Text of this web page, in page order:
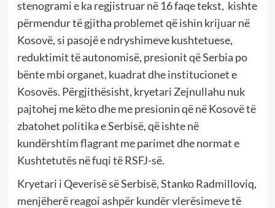
stenogrami e ka regjistruar në 16 faqe tekst, kishte
përmendur të gjitha problemet që ishin krijuar në
Kosovë, si pasojë e ndryshimeve kushtetuese,
reduktimit të autonomisë, presionit që Serbia po
bënte mbi organet, kuadrat dhe institucionet e
Kosovës. Përgjithësisht, kryetari Zejnullahu nuk
pajtohej me këto dhe me presionin që në Kosovë të
zbatohet politika e Serbisë, që ishte në
kundërshtim flagrant me parimet dhe normat e
Kushtetutës në fuqi të RSFJ-së.
Kryetari i Qeverisë së Serbisë, Stanko Radmilloviq,
menjëherë reagoi ashpër kundër vlerësimeve të